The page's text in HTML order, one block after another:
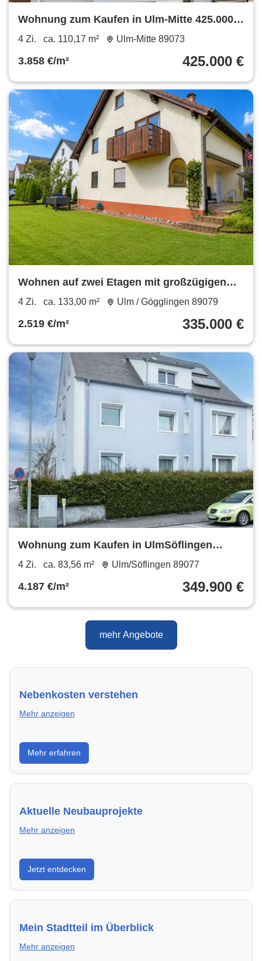
Wohnung zum Kaufen in Ulm-Mitte 425.000 €
110.17 m²
4 Zi. ca. 110,17 m² Ulm-Mitte 89073
3.858 €/m² 425.000 €
Wohnen auf zwei Etagen mit großzügigen
Garten
4 Zi. ca. 133,00 m² Ulm / Gögglingen 89079
2.519 €/m² 335.000 €
Wohnung zum Kaufen in UlmSöflingen
349.900 € 83.56 m²
4 Zi. ca. 83,56 m² Ulm/Söflingen 89077
4.187 €/m² 349.900 €
mehr Angebote
Nebenkosten verstehen
Mehr anzeigen
Erfahre, welche Nebenkosten rechtmäßig sind und
wie du deine monatliche Belastung optimieren
kannst.
Mehr erfahren
Aktuelle Neubauprojekte
Mehr anzeigen
Entdecke Neubauprojekte in Ulm – modern,
energieeffizient und sofort bezugsfertig.
Jetzt entdecken
Mein Stadtteil im Überblick
Mehr anzeigen